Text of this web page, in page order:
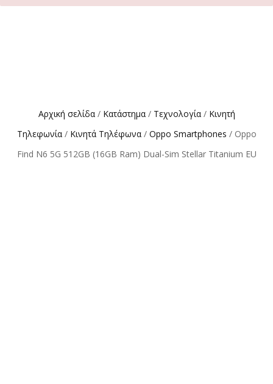
Αρχική σελίδα/ Κατάστημα/ Τεχνολογία/ Κινητή
Τηλεφωνία/ Κινητά Τηλέφωνα/ Oppo Smartphones / Oppo
Find N6 5G 512GB (16GB Ram) Dual-Sim Stellar Titanium EU